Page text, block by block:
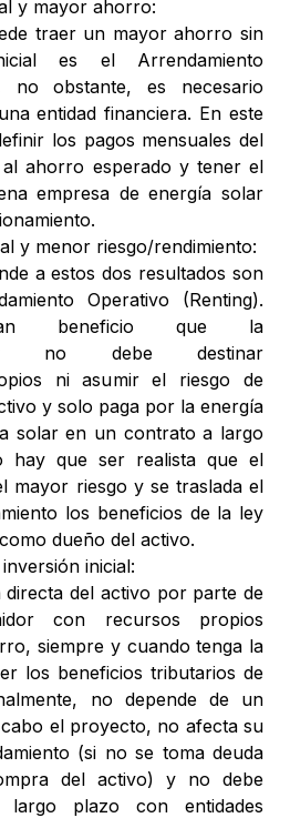
y mayor ahorro:
traer un mayor ahorro sin
es el Arrendamiento
no obstante, es necesario
entidad financiera. En este
los pagos mensuales del
ahorro esperado y tener el
empresa de energía solar
y menor riesgo/rendimiento:
a estos dos resultados son
Operativo (Renting).
beneficio que la
no debe destinar
ni asumir el riesgo de
y solo paga por la energía
solar en un contrato a largo
hay que ser realista que el
mayor riesgo y se traslada el
los beneficios de la ley
dueño del activo.
inicial:
directa del activo por parte de
con recursos propios
siempre y cuando tenga la
los beneficios tributarios de
no depende de un
el proyecto, no afecta su
(si no se toma deuda
del activo) y no debe
plazo con entidades